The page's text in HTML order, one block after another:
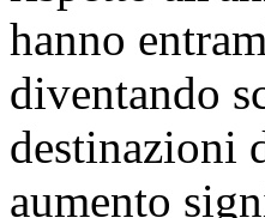
hanno
diventando
destinazioni
aumento